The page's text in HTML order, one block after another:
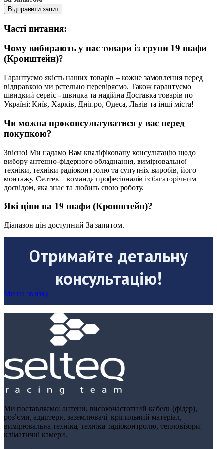
Відправити запит
Часті питання:
Чому вибирають у нас товари із групи 19 шафи
(Кронштейн)?
Гарантуємо якість наших товарів – кожне замовлення перед
відправкою ми ретельно перевіряємо. Також гарантуємо
швидкий сервіс - швидка та надійна Доставка товарів по
Україні: Київ, Харків, Дніпро, Одеса, Львів та інші міста!
Чи можна проконсультуватися у вас перед
покупкою?
Звісно! Ми надамо Вам кваліфіковану консультацію щодо
вибору антенно-фідерного обладнання, вимірювальної
техніки, техніки радіоконтролю та супутніх виробів, його
монтажу. Селтек – команда професіоналів із багаторічним
досвідом, яка знає та любить свою роботу.
Які ціни на 19 шафи (Кронштейн)?
Діапазон цін доступний За запитом.
Отримайте детальну
консультацію!
Ми на зв'язку
Ми поставляємо: антени, високочастотний кабель (фідер),
роз’єми, адаптери, заземлювачі, кріпильний матеріал,
вимірювальна техніка, техніка радіоконтролю, тепловізори,
кліматичні камери.